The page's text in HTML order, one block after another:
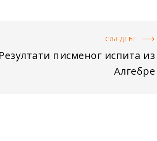
СЉЕДЕЋE
Резултати писменог испита из
Алгебре